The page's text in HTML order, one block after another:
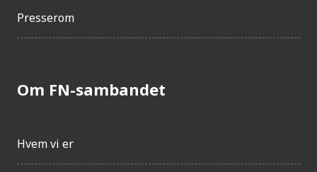
Presserom
Om FN-sambandet
Hvem vi er